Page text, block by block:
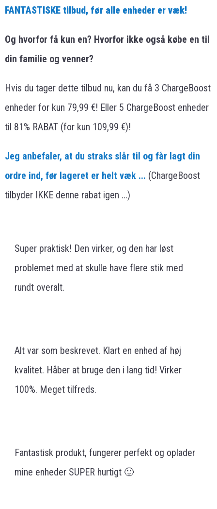
FANTASTISKE tilbud, før alle enheder er væk!
Og hvorfor få kun en? Hvorfor ikke også købe en til
din familie og venner?
Hvis du tager dette tilbud nu, kan du få 3 ChargeBoost
enheder for kun 79,99 €! Eller 5 ChargeBoost enheder
til 81% RABAT (for kun 109,99 €)!
Jeg anbefaler, at du straks slår til og får lagt din
ordre ind, før lageret er helt væk ... (ChargeBoost
tilbyder IKKE denne rabat igen ...)
Super praktisk! Den virker, og den har løst
problemet med at skulle have flere stik med
rundt overalt.
Alt var som beskrevet. Klart en enhed af høj
kvalitet. Håber at bruge den i lang tid! Virker
100%. Meget tilfreds.
Fantastisk produkt, fungerer perfekt og oplader
mine enheder SUPER hurtigt 🙂